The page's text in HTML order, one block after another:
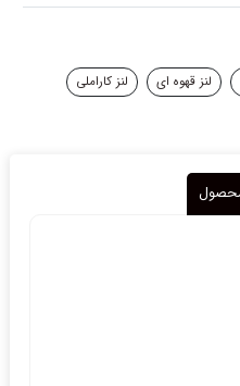
لنز قهوه ای لنز کاراملی